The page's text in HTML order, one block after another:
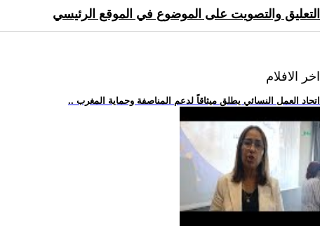
التعليق والتصويت على الموضوع في الموقع الرئيسي
اخر الافلام
.. اتحاد العمل النسائي يطلق ميثاقاً لدعم المناصفة وحماية المغرب